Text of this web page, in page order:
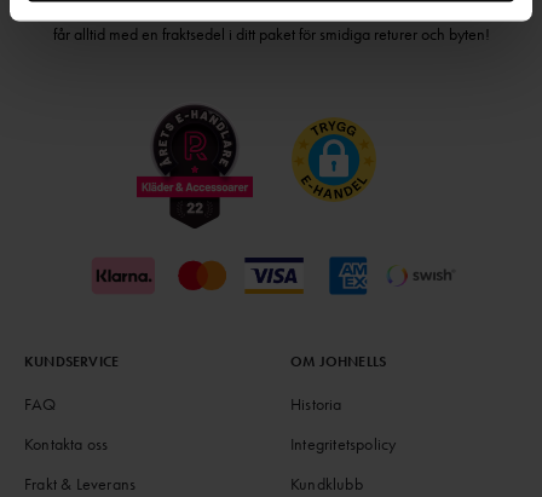
får alltid med en fraktsedel i ditt paket för smidiga returer och byten!
KUNDSERVICE
FAQ
Kontakta oss
Frakt & Leverans
OM JOHNELLS
Historia
Integritetspolicy
Kundklubb